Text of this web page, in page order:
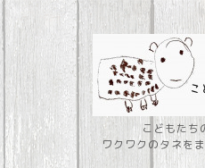
こどもたち
ワクワクのタネを